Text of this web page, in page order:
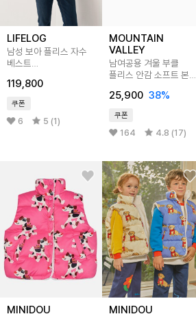
LIFELOG
남성 보아 플리스 자수
베스트
119,800
쿠폰
6 5 (1)
MOUNTAIN
VALLEY
남여공용 겨울 부클
플리스 안감 소프트 본딩
25,900 38%
쿠폰
164 4.8 (17)
MINIDOU MINIDOU